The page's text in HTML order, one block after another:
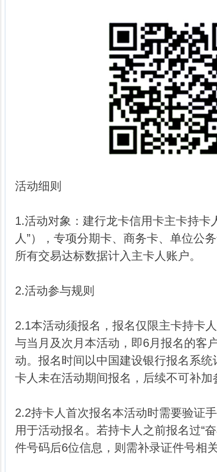
活动细则
1.活动对象：建行龙卡信用卡主卡持卡
人”），专项分期卡、商务卡、单位公
所有交易达标数据计入主卡人账户。
2.活动参与规则
2.1本活动须报名，报名仅限主卡持卡
与当月及次月本活动，即6月报名的客
动。报名时间以中国建设银行报名系
卡人未在活动期间报名，后续不可补加
2.2持卡人首次报名本活动时需要验证
用于活动报名。若持卡人之前报名过“
件号码后6位信息，则需补录证件号相